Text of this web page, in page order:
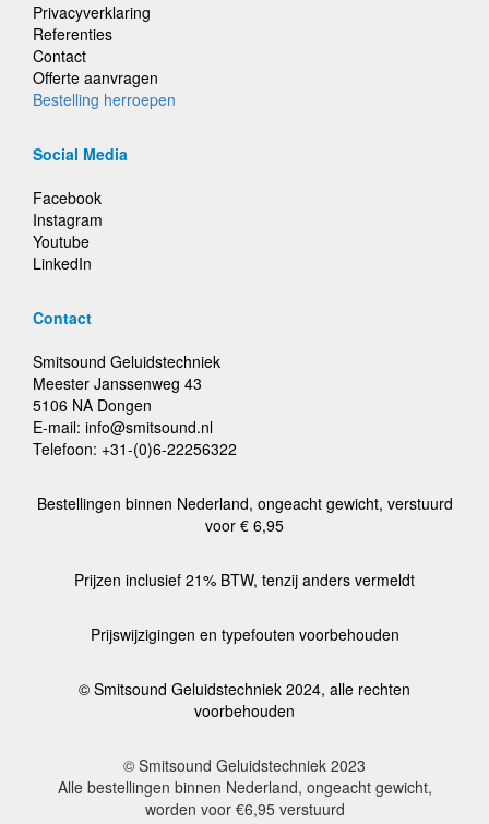
Privacyverklaring
Referenties
Contact
Offerte aanvragen
Bestelling herroepen
Social Media
Facebook
Instagram
Youtube
LinkedIn
Contact
Smitsound Geluidstechniek
Meester Janssenweg 43
5106 NA Dongen
E-mail: info@smitsound.nl
Telefoon: +31-(0)6-22256322
Bestellingen binnen Nederland, ongeacht gewicht, verstuurd
voor € 6,95
Prijzen inclusief 21% BTW, tenzij anders vermeldt
Prijswijzigingen en typefouten voorbehouden
© Smitsound Geluidstechniek 2024, alle rechten
voorbehouden
© Smitsound Geluidstechniek 2023
Alle bestellingen binnen Nederland, ongeacht gewicht,
worden voor €6,95 verstuurd